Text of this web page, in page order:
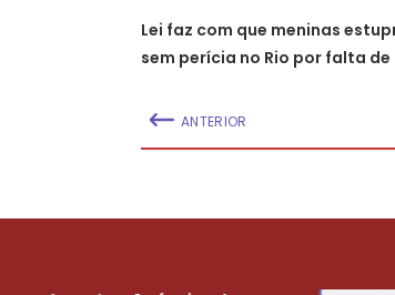
Lei faz com que meninas
sem perícia no Rio por falta
ANTERIOR